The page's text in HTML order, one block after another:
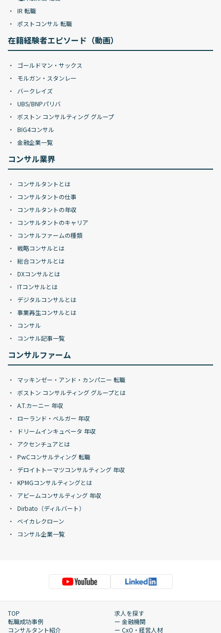
IR 転職
ポストコンサル 転職
在籍経験者エピソード（動画）
ゴールドマン・サックス
モルガン・スタンレー
バークレイズ
UBS/BNPパリバ
ボストン コンサルティング グループ
BIG4コンサル
金融企業一覧
コンサル業界
コンサルタントとは
コンサルタントの仕事
コンサルタントの年収
コンサルタントのキャリア
コンサルファームの種類
戦略コンサルとは
総合コンサルとは
DXコンサルとは
ITコンサルとは
デジタルコンサルとは
事業再生コンサルとは
コンサル
コンサル記事一覧
コンサルファーム
マッキンゼー・アンド・カンパニー 転職
ボストン コンサルティング グループとは
A.T.カーニー 年収
ローランド・ベルガー 年収
ドリームインキュベータ 年収
アクセンチュアとは
PwCコンサルティング 転職
デロイトトーマツコンサルティング 年収
KPMGコンサルティングとは
アビームコンサルティング 年収
Dirbato（ディルバート）
ベイカレクローン
コンサル企業一覧
TOP
転職成功事例
コンサルタント紹介
求人を探す
ー 金融機関
ー CxO・経営人材